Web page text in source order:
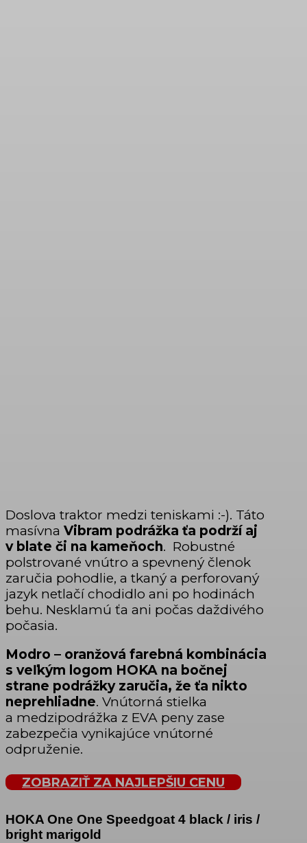
Doslova traktor medzi teniskami :-). Táto
masívna Vibram podrážka ťa podrží aj
v blate či na kameňoch. Robustné
polstrované vnútro a spevnený členok
zaručia pohodlie, a tkaný a perforovaný
jazyk netlačí chodidlo ani po hodinách
behu. Nesklamú ťa ani počas daždivého
počasia.
Modro – oranžová farebná kombinácia
s veľkým logom HOKA na bočnej
strane podrážky zaručia, že ťa nikto
neprehliadne. Vnútorná stielka
a medzipodrážka z EVA peny zase
zabezpečia vynikajúce vnútorné
odpruženie.
ZOBRAZIŤ ZA NAJLEPŠIU CENU
HOKA One One Speedgoat 4 black / iris /
bright marigold